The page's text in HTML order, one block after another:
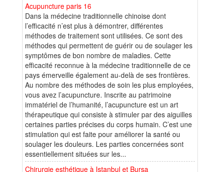
Acupuncture paris 16
Dans la médecine traditionnelle chinoise dont
l’efficacité n’est plus à démontrer, différentes
méthodes de traitement sont utilisées. Ce sont des
méthodes qui permettent de guérir ou de soulager les
symptômes de bon nombre de maladies. Cette
efficacité reconnue à la médecine traditionnelle de ce
pays émerveille également au-delà de ses frontières.
Au nombre des méthodes de soin les plus employées,
vous avez l’acupuncture. Inscrite au patrimoine
immatériel de l’humanité, l’acupuncture est un art
thérapeutique qui consiste à stimuler par des aiguilles
certaines parties précises du corps humain. C’est une
stimulation qui est faite pour améliorer la santé ou
soulager les douleurs. Les parties concernées sont
essentiellement situées sur les...
Chirurgie esthétique à Istanbul et Bursa